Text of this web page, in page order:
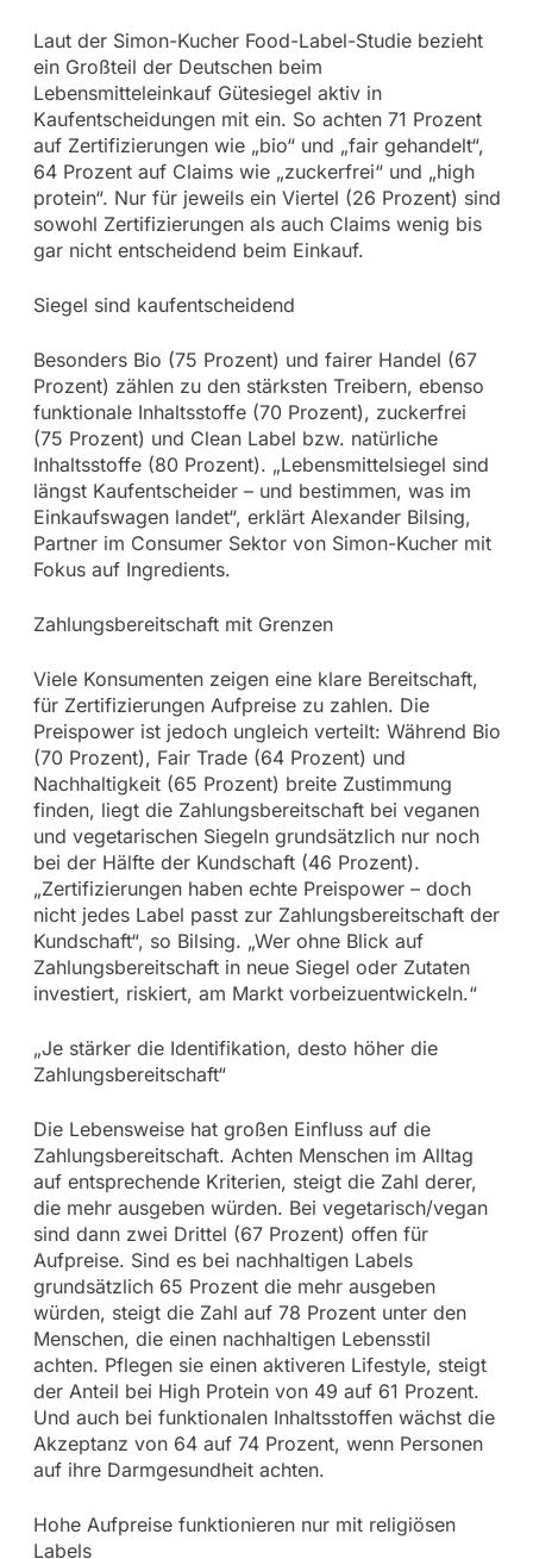
Laut der Simon-Kucher Food-Label-Studie bezieht
ein Großteil der Deutschen beim
Lebensmitteleinkauf Gütesiegel aktiv in
Kaufentscheidungen mit ein. So achten 71 Prozent
auf Zertifizierungen wie „bio“ und „fair gehandelt“,
64 Prozent auf Claims wie „zuckerfrei“ und „high
protein“. Nur für jeweils ein Viertel (26 Prozent) sind
sowohl Zertifizierungen als auch Claims wenig bis
gar nicht entscheidend beim Einkauf.
Siegel sind kaufentscheidend
Besonders Bio (75 Prozent) und fairer Handel (67
Prozent) zählen zu den stärksten Treibern, ebenso
funktionale Inhaltsstoffe (70 Prozent), zuckerfrei
(75 Prozent) und Clean Label bzw. natürliche
Inhaltsstoffe (80 Prozent). „Lebensmittelsiegel sind
längst Kaufentscheider – und bestimmen, was im
Einkaufswagen landet“, erklärt Alexander Bilsing,
Partner im Consumer Sektor von Simon-Kucher mit
Fokus auf Ingredients.
Zahlungsbereitschaft mit Grenzen
Viele Konsumenten zeigen eine klare Bereitschaft,
für Zertifizierungen Aufpreise zu zahlen. Die
Preispower ist jedoch ungleich verteilt: Während Bio
(70 Prozent), Fair Trade (64 Prozent) und
Nachhaltigkeit (65 Prozent) breite Zustimmung
finden, liegt die Zahlungsbereitschaft bei veganen
und vegetarischen Siegeln grundsätzlich nur noch
bei der Hälfte der Kundschaft (46 Prozent).
„Zertifizierungen haben echte Preispower – doch
nicht jedes Label passt zur Zahlungsbereitschaft der
Kundschaft“, so Bilsing. „Wer ohne Blick auf
Zahlungsbereitschaft in neue Siegel oder Zutaten
investiert, riskiert, am Markt vorbeizuentwickeln.“
„Je stärker die Identifikation, desto höher die
Zahlungsbereitschaft“
Die Lebensweise hat großen Einfluss auf die
Zahlungsbereitschaft. Achten Menschen im Alltag
auf entsprechende Kriterien, steigt die Zahl derer,
die mehr ausgeben würden. Bei vegetarisch/vegan
sind dann zwei Drittel (67 Prozent) offen für
Aufpreise. Sind es bei nachhaltigen Labels
grundsätzlich 65 Prozent die mehr ausgeben
würden, steigt die Zahl auf 78 Prozent unter den
Menschen, die einen nachhaltigen Lebensstil
achten. Pflegen sie einen aktiveren Lifestyle, steigt
der Anteil bei High Protein von 49 auf 61 Prozent.
Und auch bei funktionalen Inhaltsstoffen wächst die
Akzeptanz von 64 auf 74 Prozent, wenn Personen
auf ihre Darmgesundheit achten.
Hohe Aufpreise funktionieren nur mit religiösen
Labels